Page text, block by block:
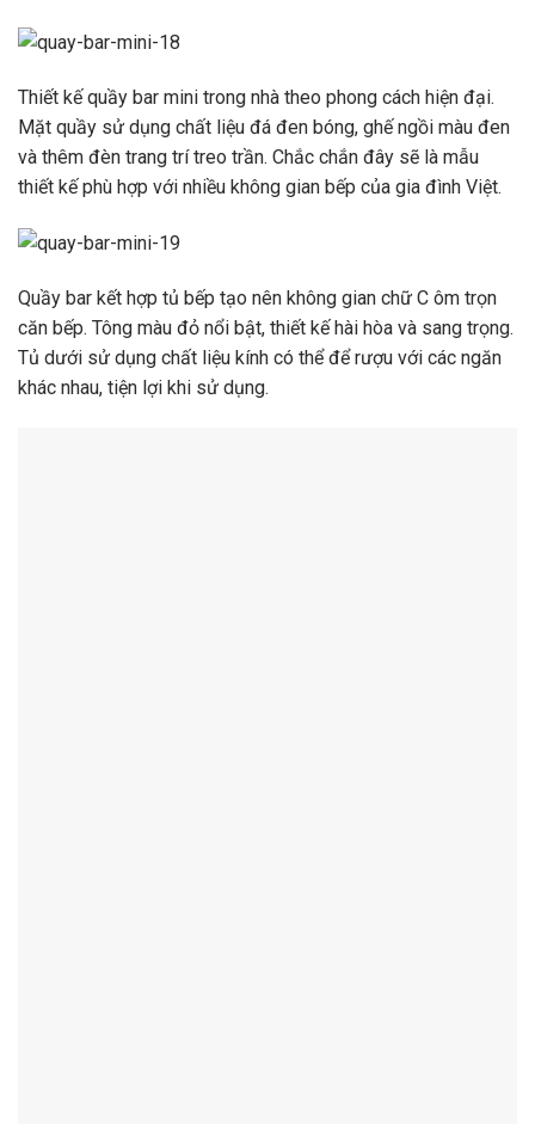
Thiết kế quầy bar mini trong nhà theo phong cách hiện đại.
Mặt quầy sử dụng chất liệu đá đen bóng, ghế ngồi màu đen
và thêm đèn trang trí treo trần. Chắc chắn đây sẽ là mẫu
thiết kế phù hợp với nhiều không gian bếp của gia đình Việt.
Quầy bar kết hợp tủ bếp tạo nên không gian chữ C ôm trọn
căn bếp. Tông màu đỏ nổi bật, thiết kế hài hòa và sang trọng.
Tủ dưới sử dụng chất liệu kính có thể để rượu với các ngăn
khác nhau, tiện lợi khi sử dụng.